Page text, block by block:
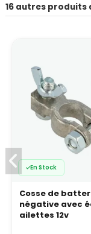
16 autres produits
En Stock
Cosse de
négative avec
ailettes 12v